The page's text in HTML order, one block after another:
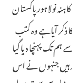
نولاہور پاکستان
آیاہے وہ کتب
تک پہنچا دیا گیا
ہیں جنہوں نے اس